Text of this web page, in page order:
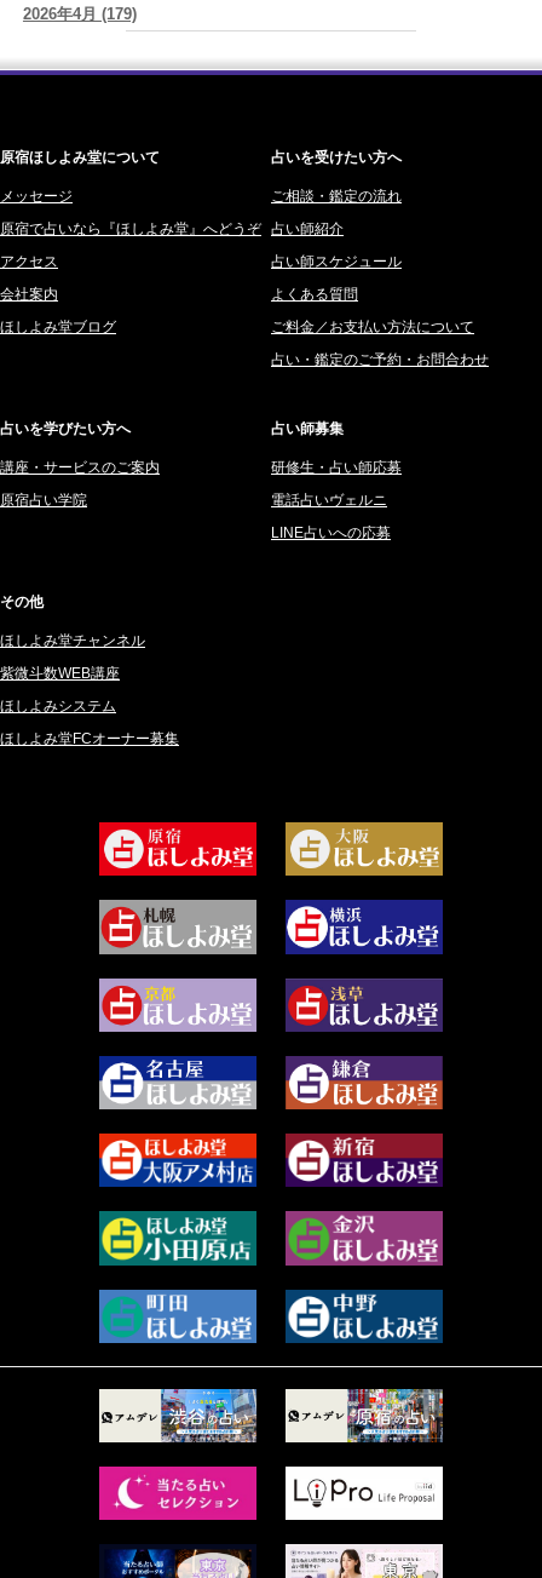
才能ではなくて習慣～毎日の言葉・毎日の選択が人生をつくる～
赤羽うさぎ (341)
橘メルロ (7)
鈴喜みわこ (8)
鯖ノ実 ソニン (19)
愛音ソナタ (16)
紫村 明世 (34)
サーペント (92)
さてら (94)
桜望巴千 (270)
綺咲みゆき (22)
比呂 酒井 (59)
ロザリン (157)
坂宮 鈴果 (82)
尾羽奈美海 (95)
藻那ムール (2)
白丸モカ (180)
水浅葱 旬時 (150)
阿佐霧 峰麿 (37)
源 彩乃 (65)
美月マーシャ (211)
芽百マミム (737)
真巳華 - Mamika - (267)
プラタ 真寿 (163)
紅月Luru (3)
ルーカス伽豆海 (1111)
木杉泉風 (116)
桐野有民 (31)
月夜巳キメラ (4)
2026年4月 (179)
2025年12月 (201)
2025年11月 (252)
2025年10月 (242)
2025年9月 (196)
2025年8月 (182)
2024年12月 (57)
2024年11月 (38)
2024年10月 (36)
2024年9月 (39)
2024年8月 (45)
2024年5月 (92)
2024年3月 (49)
2024年2月 (40)
2024年1月 (63)
2023年12月 (86)
2023年11月 (67)
2023年10月 (36)
2023年9月 (37)
2023年8月 (46)
2023年7月 (59)
2023年6月 (73)
2023年5月 (67)
2023年4月 (73)
2023年2月 (99)
2022年12月 (72)
2022年11月 (72)
2022年10月 (87)
原宿ほしよみ堂について
メッセージ
原宿で占いなら『ほしよみ堂』へどうぞ
アクセス
会社案内
ほしよみ堂ブログ
占いを受けたい方へ
ご相談・鑑定の流れ
占い師紹介
占い師スケジュール
よくある質問
ご料金／お支払い方法について
占い・鑑定のご予約・お問合わせ
占いを学びたい方へ
講座・サービスのご案内
原宿占い学院
占い師募集
研修生・占い師応募
電話占いヴェルニ
LINE占いへの応募
その他
ほしよみ堂チャンネル
紫微斗数WEB講座
ほしよみシステム
ほしよみ堂FCオーナー募集